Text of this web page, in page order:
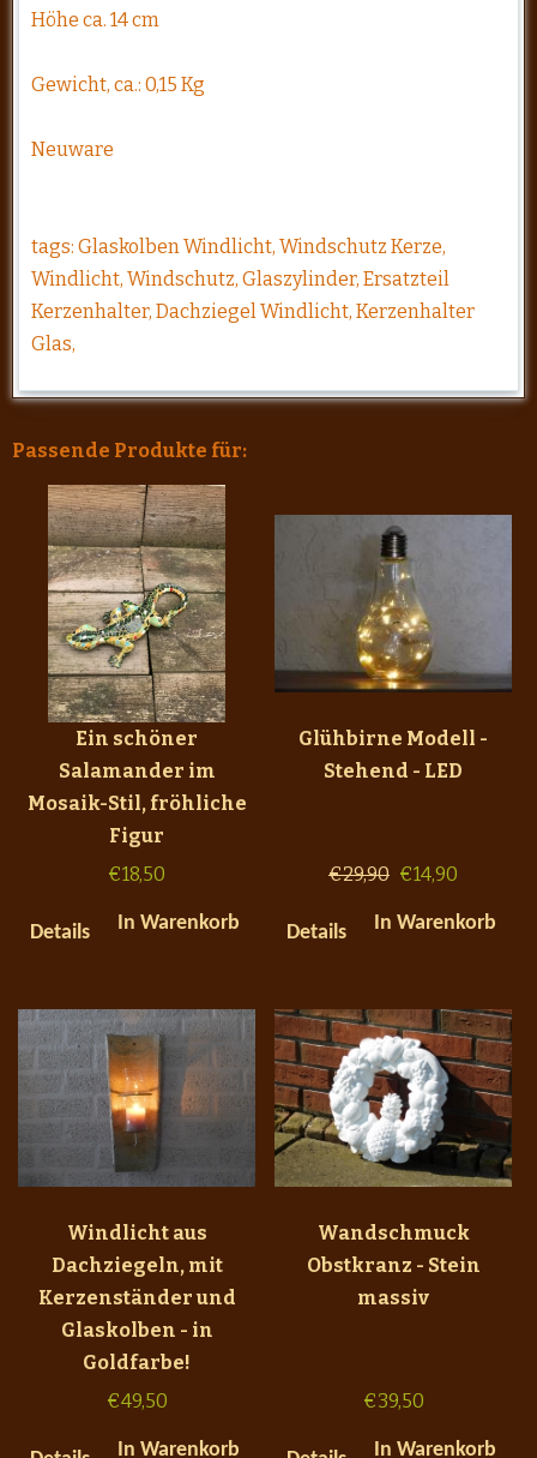
Höhe ca. 14 cm
Gewicht, ca.: 0,15 Kg
Neuware
tags: Glaskolben Windlicht, Windschutz Kerze,
Windlicht, Windschutz, Glaszylinder, Ersatzteil
Kerzenhalter, Dachziegel Windlicht, Kerzenhalter
Glas,
Passende Produkte für:
Ein schöner
Salamander im
Mosaik-Stil, fröhliche
Figur
€18,50
Details In Warenkorb
Glühbirne Modell -
Stehend - LED
€29,90 €14,90
Details In Warenkorb
Windlicht aus
Dachziegeln, mit
Kerzenständer und
Glaskolben - in
Goldfarbe!
€49,50
In Warenkorb
Wandschmuck
Obstkranz - Stein
massiv
€39,50
In Warenkorb